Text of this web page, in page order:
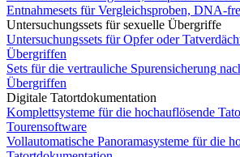
Entnahmesets für Vergleichsproben, DNA-
Untersuchungssets für sexuelle Übergriffe
Untersuchungssets für Opfer oder
Übergriffen
Sets für die vertrauliche Spurensicherung
Übergriffen
Digitale Tatortdokumentation
Komplettsysteme für die hochauflösende
Tourensoftware
Vollautomatische Panoramasysteme für die